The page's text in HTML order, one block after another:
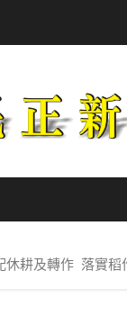
休耕及轉作 落實